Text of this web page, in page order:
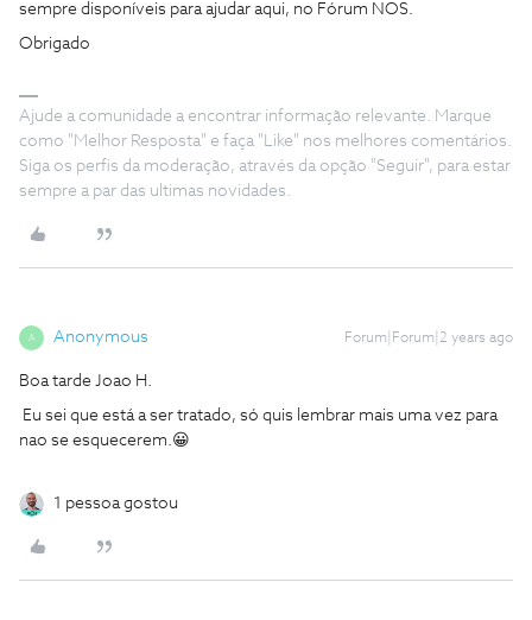
sempre disponíveis para ajudar aqui, no Fórum NOS.
Obrigado
Ajude a comunidade a encontrar informação relevante. Marque
como "Melhor Resposta" e faça "Like" nos melhores comentários.
Siga os perfis da moderação, através da opção "Seguir", para estar
sempre a par das ultimas novidades.
A Anonymous Forum|Forum|2 years ago
Boa tarde Joao H.
Eu sei que está a ser tratado, só quis lembrar mais uma vez para
nao se esquecerem.😀
1 pessoa gostou